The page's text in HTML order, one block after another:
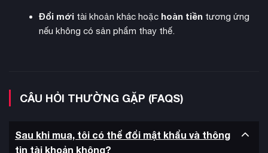
trong game. Người chơi dần khám phá ra sự thật về dự án
thu nhỏ con người thông qua việc tìm hiểu phòng thí nghiệm
Đổi mớitài khoản khác hoặc hoàn tiềntương ứng
nếu không có sản phẩm thay thế.
CÂU HỎI THƯỜNG GẶP (FAQS)
Sau khi mua, tôi có thể đổi mật khẩu và thông
tin tài khoản không?